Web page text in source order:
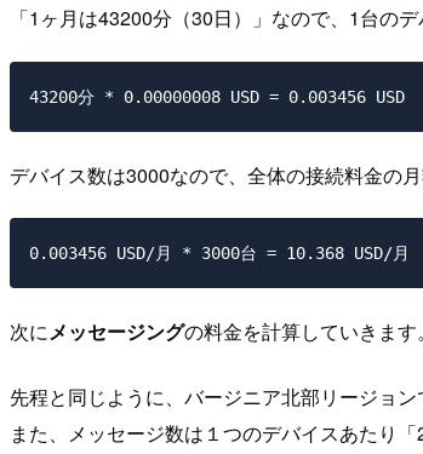
「1ヶ月は43200分（30日）」なので、1台の
デバイス数は3000なので、全体の接続料金の
次にメッセージングの料金を計算していきます。
先程と同じように、バージニア北部リージョ
また、メッセージ数は１つのデバイスあたり